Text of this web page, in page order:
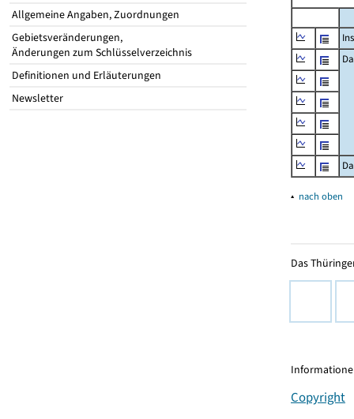
Allgemeine Angaben, Zuordnungen
Gebietsveränderungen,
Änderungen zum Schlüsselverzeichnis
Definitionen und Erläuterungen
Newsletter
▴ nach oben
Das
Copyright